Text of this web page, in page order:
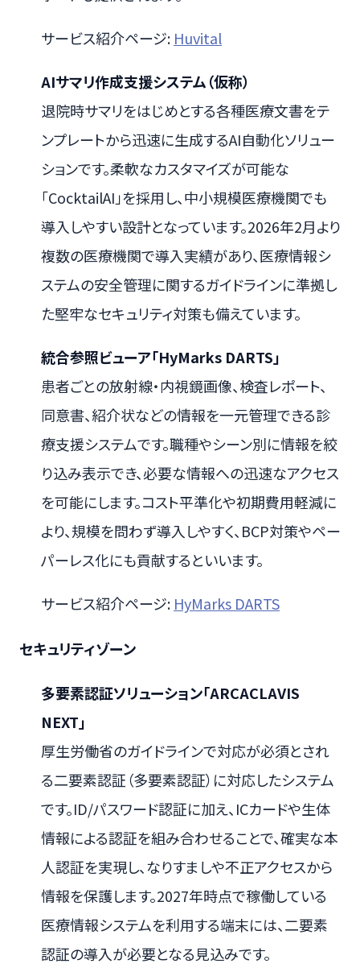
サービス紹介ページ: Huvital
AIサマリ作成支援システム（仮称）
退院時サマリをはじめとする各種医療文書をテ
ンプレートから迅速に生成するAI自動化ソリュー
ションです。柔軟なカスタマイズが可能な
「CocktailAI」を採用し、中小規模医療機関でも
導入しやすい設計となっています。2026年2月より
複数の医療機関で導入実績があり、医療情報シ
ステムの安全管理に関するガイドラインに準拠し
た堅牢なセキュリティ対策も備えています。
統合参照ビューア「HyMarks DARTS」
患者ごとの放射線・内視鏡画像、検査レポート、
同意書、紹介状などの情報を一元管理できる診
療支援システムです。職種やシーン別に情報を絞
り込み表示でき、必要な情報への迅速なアクセス
を可能にします。コスト平準化や初期費用軽減に
より、規模を問わず導入しやすく、BCP対策やペー
パーレス化にも貢献するといいます。
サービス紹介ページ: HyMarks DARTS
セキュリティゾーン
多要素認証ソリューション「ARCACLAVIS
NEXT」
厚生労働省のガイドラインで対応が必須とされ
る二要素認証（多要素認証）に対応したシステム
です。ID/パスワード認証に加え、ICカードや生体
情報による認証を組み合わせることで、確実な本
人認証を実現し、なりすましや不正アクセスから
情報を保護します。2027年時点で稼働している
医療情報システムを利用する端末には、二要素
認証の導入が必要となる見込みです。